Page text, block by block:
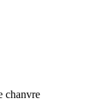
chanvre